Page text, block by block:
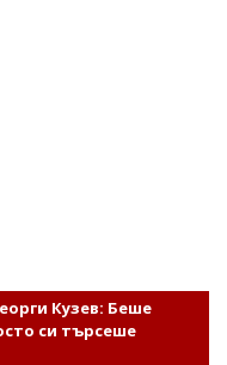
Кузев: Беше
си търсеше